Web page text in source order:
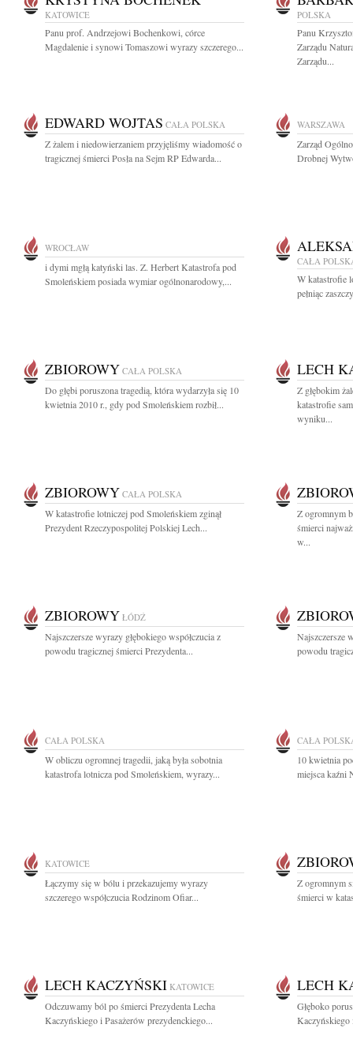
KATOWICE
Panu prof. Andrzejowi Bochenkowi, córce
Magdalenie i synowi Tomaszowi wyrazy szczerego...
POLSKA
Panu
Zarządu
Zarządu...
EDWARD WOJTAS CAŁA POLSKA
Z żalem i niedowierzaniem przyjęliśmy wiadomość o
tragicznej śmierci Posła na Sejm RP Edwarda...
WARSZAWA
Zarząd
Drobnej
WROCŁAW
i dymi mgłą katyński las. Z. Herbert Katastrofa pod
Smoleńskiem posiada wymiar ogólnonarodowy,...
CAŁA
W katastrofie
pełniąc
ZBIOROWY CAŁA POLSKA
Do głębi poruszona tragedią, która wydarzyła się 10
kwietnia 2010 r., gdy pod Smoleńskiem rozbił...
LECH
Z głębokim
katastrofie
wyniku...
ZBIOROWY CAŁA POLSKA
W katastrofie lotniczej pod Smoleńskiem zginął
Prezydent Rzeczypospolitej Polskiej Lech...
Z ogromnym
śmierci
w...
ZBIOROWY ŁÓDŹ
Najszczersze wyrazy głębokiego współczucia z
powodu tragicznej śmierci Prezydenta...
Najszczersze
powodu
CAŁA POLSKA
W obliczu ogromnej tragedii, jaką była sobotnia
katastrofa lotnicza pod Smoleńskiem, wyrazy...
CAŁA
10 kwietnia
miejsca kaźni
KATOWICE
Łączymy się w bólu i przekazujemy wyrazy
szczerego współczucia Rodzinom Ofiar...
Z ogromnym
śmierci w
LECH KACZYŃSKI KATOWICE
Odczuwamy ból po śmierci Prezydenta Lecha
Kaczyńskiego i Pasażerów prezydenckiego...
LECH
Głęboko
Kaczyńskiego